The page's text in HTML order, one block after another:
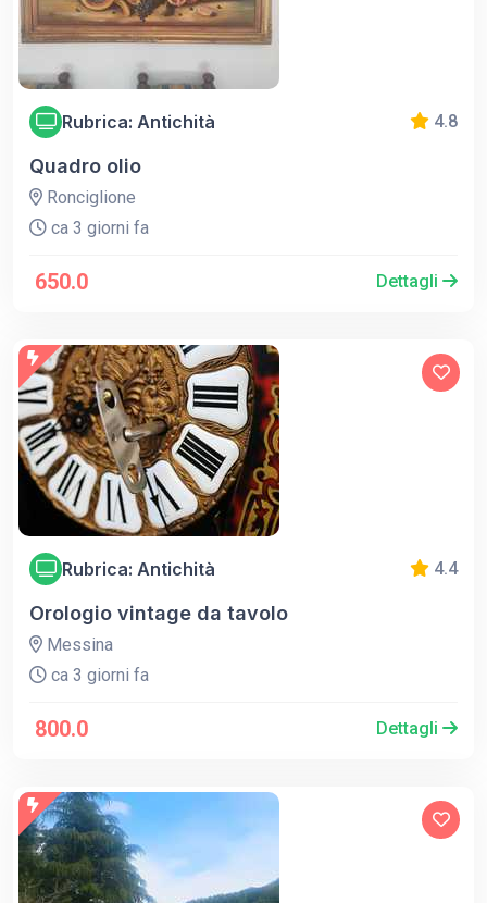
Rubrica: Antichità 4.8
Quadro olio
Ronciglione
ca 3 giorni fa
650.0 Dettagli
Rubrica: Antichità 4.4
Orologio vintage da tavolo
Messina
ca 3 giorni fa
800.0 Dettagli